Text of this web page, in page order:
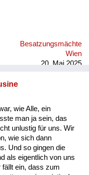
kannst du entweder die
den Wald gehen und
Besatzungsmächte
Wien
20. Mai 2025
wie Alle, ein
man ja sein, das
unlustig für uns. Wir
wie sich dann
Und so gingen die
als eigentlich von uns
ein, dass zum